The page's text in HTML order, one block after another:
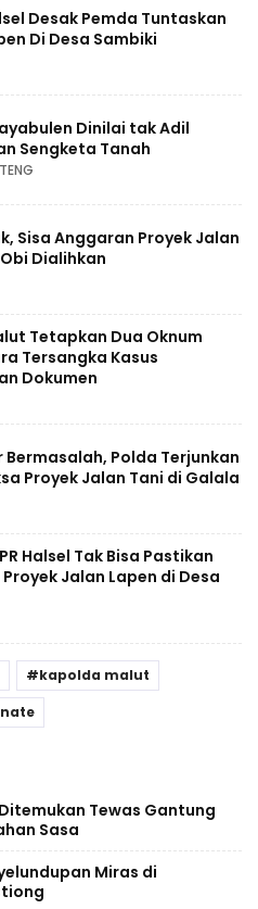
Desak Pemda Tuntaskan
Di Desa Sambiki
Dinilai tak Adil
Sengketa Tanah
Sisa Anggaran Proyek Jalan
Dialihkan
Tetapkan Dua Oknum
Tersangka Kasus
Dokumen
Bermasalah, Polda Terjunkan
Proyek Jalan Tani di Galala
Halsel Tak Bisa Pastikan
Jalan Lapen di Desa
kapolda malut
Tewas Gantung
Sasa
Miras di